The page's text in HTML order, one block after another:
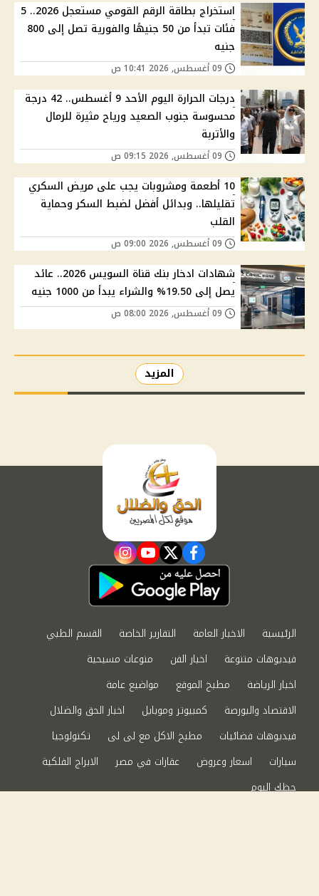
استخراج بطاقة الرقم القومي مستعجل 2026.. 5
فئات تبدأ من 50 جنيهًا والفورية تصل إلى 800
جنيه
درجات الحرارة اليوم الأحد 9 أغسطس.. 42 درجة
محسوسة جنوب الصعيد ورياح مثيرة للرمال
والأتربة
10 أطعمة ومشروبات يجب على مريض السكري
تقليلها.. وبدائل أفضل لضبط السكر وحماية
القلب
شهادات ادخار بنك قناة السويس 2026.. عائد
يصل إلى 19.50% والشراء يبدأ من 1000 جنيه
المزيد
facebook
twitter
youtube
instagram
الرئيسية الاخبار العامة التقارير الخاصة
القسم الطبي
فيديوهات متنوعة
اخبار الفن
منوعات مسيحية
اخبار الرياضة
مطبخ الموقع
مواضيع عامة
الاقتصاد والبورصة
كمبيوتر وموبايل
اخبار الحق والضلال
فيديوهات فضائيات
مطبخ الاكل مع لى لى
تكنولوجيا
سيارات
اسعار وعروض عقارات في مصر
الابراج الفلكية
حظك اليوم